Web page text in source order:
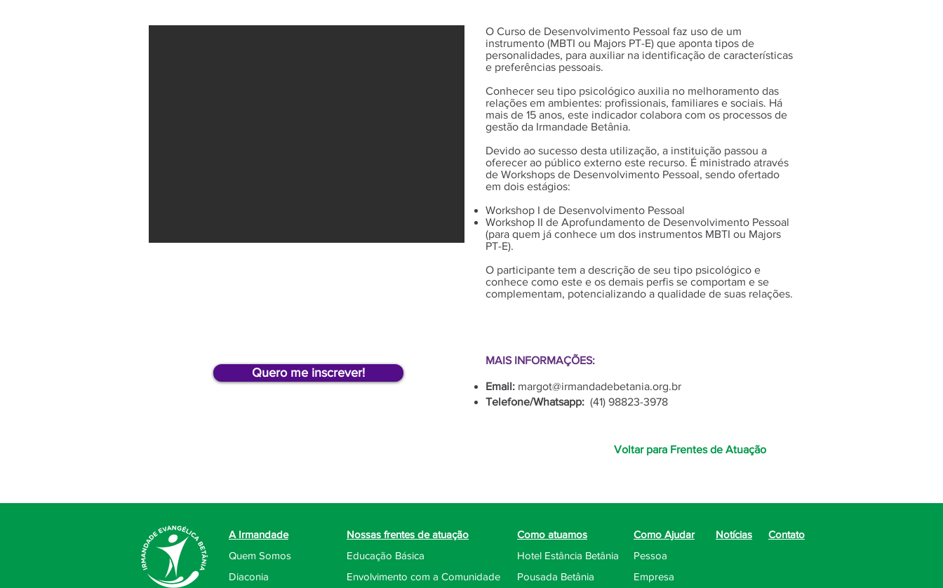
Quero me inscrever!
O Curso de Desenvolvimento Pessoal faz uso de um
instrumento (MBTI ou Majors PT-E) que aponta tipos de
personalidades, para auxiliar na identificação de características
e preferências pessoais.
Conhecer seu tipo psicológico auxilia no melhoramento das
relações em ambientes: profissionais, familiares e sociais. Há
mais de 15 anos, este indicador colabora com os processos de
gestão da Irmandade Betânia.
Devido ao sucesso desta utilização, a instituição passou a
oferecer ao público externo este recurso. É ministrado através
de Workshops de Desenvolvimento Pessoal, sendo ofertado
em dois estágios:
Workshop I de Desenvolvimento Pessoal
Workshop II de Aprofundamento de Desenvolvimento Pessoal
(para quem já conhece um dos instrumentos MBTI ou Majors
PT-E).
O participante tem a descrição de seu tipo psicológico e
conhece como este e os demais perfis se comportam e se
complementam, potencializando a qualidade de suas relações.
MAIS INFORMAÇÕES:
Email: margot@irmandadebetania.org.br
Telefone/Whatsapp: (41) 98823-3978
Voltar para Frentes de Atuação
A Irmandade
Quem Somos
Diaconia
Nossas frentes de atuação
Educação Básica
Envolvimento com a Comunidade
Como atuamos
Hotel Estância Betânia
Pousada Betânia
Como Ajudar
Pessoa
Empresa
Notícias Contato